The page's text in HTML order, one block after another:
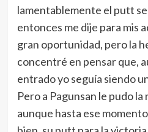
lamentablemente el putt
entonces me dije para mis
gran oportunidad, pero la
concentré en pensar que,
entrado yo seguía siendo
Pero a Pagunsan le pudo
aunque hasta ese